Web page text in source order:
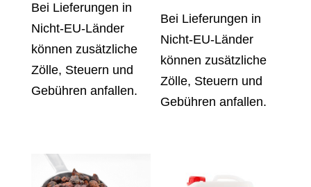
Bei Lieferungen in
Nicht-EU-Länder
können zusätzliche
Zölle, Steuern und
Gebühren anfallen.
Bei Lieferungen in
Nicht-EU-Länder
können zusätzliche
Zölle, Steuern und
Gebühren anfallen.